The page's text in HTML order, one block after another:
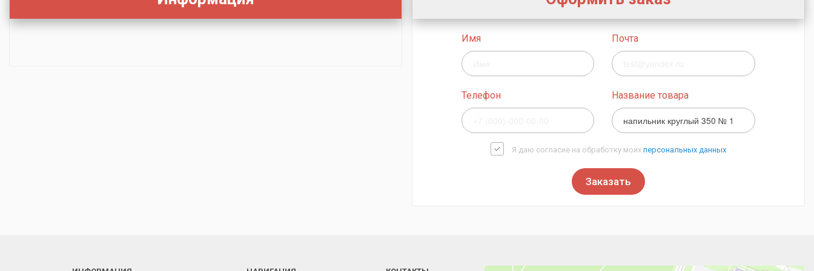
Имя Почта
Телефон Название товара
Я даю согласие на обработку моих персональных данных
Заказать